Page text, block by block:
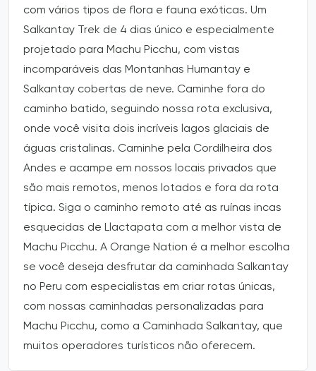
com vários tipos de flora e fauna exóticas. Um
Salkantay Trek de 4 dias único e especialmente
projetado para Machu Picchu, com vistas
incomparáveis das Montanhas Humantay e
Salkantay cobertas de neve. Caminhe fora do
caminho batido, seguindo nossa rota exclusiva,
onde você visita dois incríveis lagos glaciais de
águas cristalinas. Caminhe pela Cordilheira dos
Andes e acampe em nossos locais privados que
são mais remotos, menos lotados e fora da rota
típica. Siga o caminho remoto até as ruínas incas
esquecidas de Llactapata com a melhor vista de
Machu Picchu. A Orange Nation é a melhor escolha
se você deseja desfrutar da caminhada Salkantay
no Peru com especialistas em criar rotas únicas,
com nossas caminhadas personalizadas para
Machu Picchu, como a Caminhada Salkantay, que
muitos operadores turísticos não oferecem.